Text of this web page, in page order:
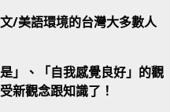
/美語環境的台灣大多數人
」、「自我感覺良好」的觀
新觀念跟知識了！